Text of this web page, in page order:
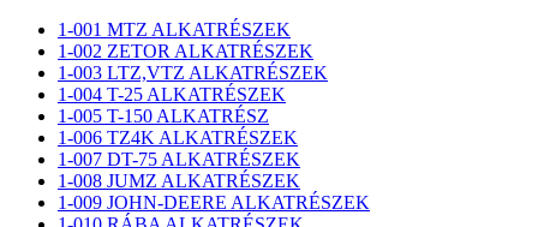
1-001 MTZ ALKATRÉSZEK
1-002 ZETOR ALKATRÉSZEK
1-003 LTZ,VTZ ALKATRÉSZEK
1-004 T-25 ALKATRÉSZEK
1-005 T-150 ALKATRÉSZ
1-006 TZ4K ALKATRÉSZEK
1-007 DT-75 ALKATRÉSZEK
1-008 JUMZ ALKATRÉSZEK
1-009 JOHN-DEERE ALKATRÉSZEK